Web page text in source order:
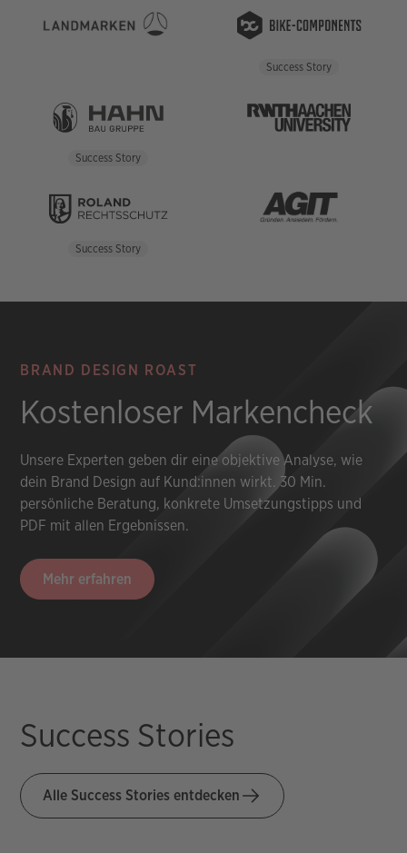
Success Story
Success Story
Success Story
BRAND DESIGN ROAST
Kostenloser Markencheck
Unsere Experten geben dir eine objektive Analyse, wie
dein Brand Design auf Kund:innen wirkt. 30 Min.
persönliche Beratung, konkrete Umsetzungstipps und
PDF mit allen Ergebnissen.
Mehr erfahren
Success Stories
Alle Success Stories entdecken